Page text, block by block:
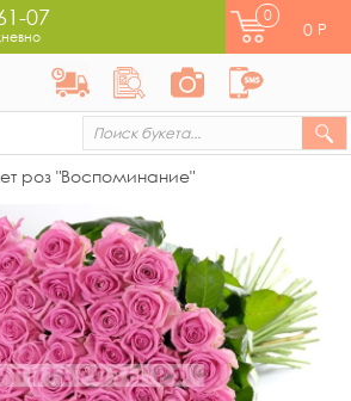
07 0
0 Р
роз "Воспоминание"